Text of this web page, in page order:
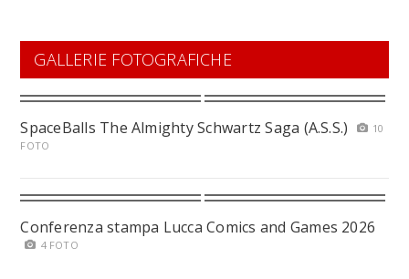
GALLERIE FOTOGRAFICHE
SpaceBalls The Almighty Schwartz Saga (A.S.S.)
10
FOTO
Conferenza stampa Lucca Comics and Games 2026
4 FOTO